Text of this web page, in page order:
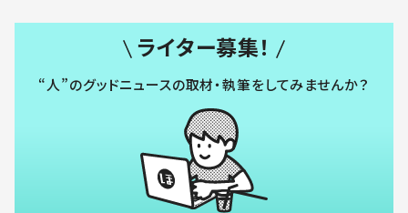
ライター募集！
“人”のグッドニュースの取材・執筆をしてみませんか？